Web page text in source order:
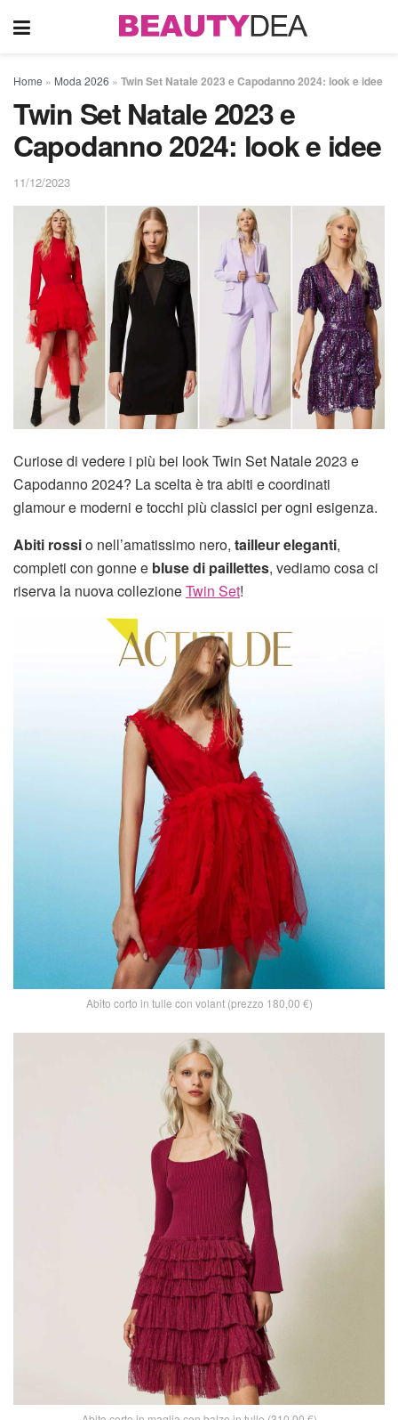
Home » Moda 2026 » Twin Set Natale 2023 e Capodanno 2024: look e idee
Twin Set Natale 2023 e
Capodanno 2024: look e idee
11/12/2023
Curiose di vedere i più bei look Twin Set Natale 2023 e
Capodanno 2024? La scelta è tra abiti e coordinati
glamour e moderni e tocchi più classici per ogni esigenza.
Abiti rossio nell’amatissimo nero, tailleur eleganti,
completi con gonne e bluse di paillettes, vediamo cosa ci
riserva la nuova collezioneTwin Set!
Abito corto in tulle con volant (prezzo 180,00 €)